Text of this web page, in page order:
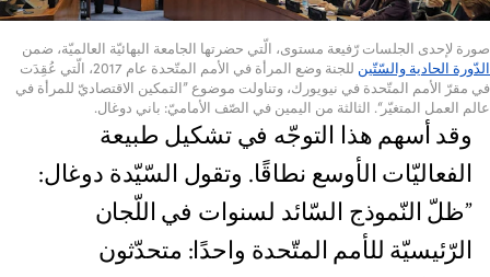
صورة لإحدى الجلسات رّفيعة مستوى، الّتي حضرتها الجامعة البهائيّة العالميّة، ضمن
الدّورة الحادية والسّتّين
للجنة وضع المرأة في الأمم المتّحدة عام 2017، الّتي عُقِدَت
في مقرّ الأمم المتّحدة في نيويورك، وتناولت موضوع ”التمكين الاقتصاديّ للمرأة في
عالم العمل المتغيّر“. الثالثة من اليمين في الصّف الأماميّ: باني دوغال.
وقد أسهم هذا التوجّه في تشكيل طبيعة
الفعاليّات الأوسع نطاقًا. وتقول السّيّدة دوغال:
”ظلّ النّموذج السّائد لسنوات في اللّجان
الرّئيسيّة للأمم المتّحدة واحدًا: متحدّثون